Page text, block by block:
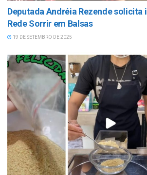
Deputada Andréia Rezende solicita
Rede Sorrir em Balsas
19 DE SETEMBRO DE 2025